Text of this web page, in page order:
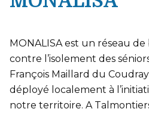
MONALISA est un réseau
contre l’isolement des
François Maillard du
déployé localement à
notre territoire. A